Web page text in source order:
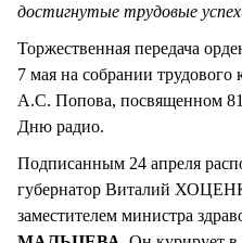
достигнутые трудовые
Торжественная передача
7 мая на собрании трудового
А.С. Попова, посвященном
Дню радио.
Подписанным 24 апреля
губернатор Виталий
заместителем министра